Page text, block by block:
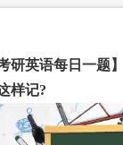
考研英语每日一题
样记?